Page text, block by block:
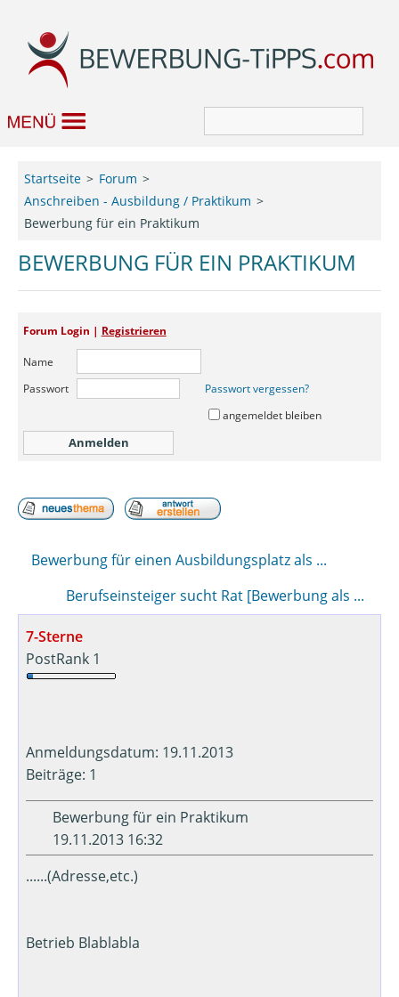
Job & Karriere
Forum
Startseite
Forum
Anschreiben - Ausbildung / Praktikum
Bewerbung für ein Praktikum
BEWERBUNG FÜR EIN PRAKTIKUM
Forum Login | Registrieren
Name
Passwort
Passwort vergessen?
angemeldet bleiben
Bewerbung für einen Ausbildungsplatz als ...
Berufseinsteiger sucht Rat [Bewerbung als ...
7-Sterne
PostRank 1
Anmeldungsdatum: 19.11.2013
Beiträge: 1
Bewerbung für ein Praktikum
19.11.2013 16:32
......(Adresse,etc.)
Betrieb Blablabla